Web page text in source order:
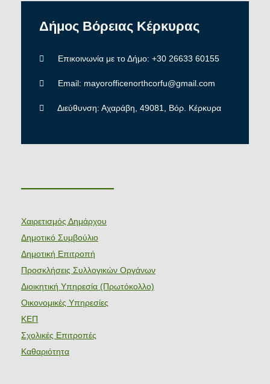
Δήμος Βόρειας Κέρκυρας
Επικοινωνία με το Δήμο: +30 26633 60155
Email: mayorofficenorthcorfu@gmail.com
Διεύθυνση: Αχαράβη, 49081, Βόρ. Κέρκυρα
———————
Χαιρετισμός Δημάρχου
Δημοτικό Συμβούλιο
Δημοτική Επιτροπή
Προσκλήσεις Συλλογικών Οργάνων
Διοικητική Υπηρεσία (Πρωτόκολλο)
Οικονομικές Υπηρεσίες
ΚΕΠ
Σχολικές Επιτροπές
Καθαριότητα